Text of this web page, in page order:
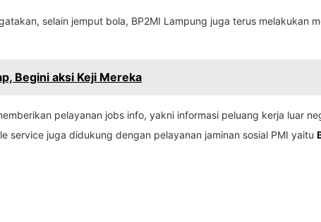
selain jemput bola, BP2MI Lampung juga terus melakukan
Begini aksi Keji Mereka
pelayanan jobs info, yakni informasi peluang kerja luar
service juga didukung dengan pelayanan jaminan sosial PMI yaitu